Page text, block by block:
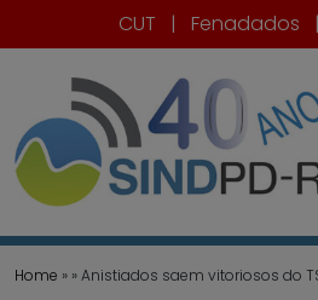
CUT | Fenadados |
Home » » Anistiados saem vitoriosos do